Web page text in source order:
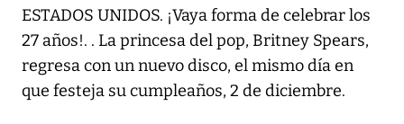
ESTADOS UNIDOS. ¡Vaya forma de celebrar los
27 años!. . La princesa del pop, Britney Spears,
regresa con un nuevo disco, el mismo día en
que festeja su cumpleaños, 2 de diciembre.